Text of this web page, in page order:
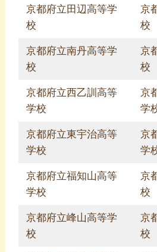
京都府立田辺高等学
校
京
校
京都府立南丹高等学
校
京
校
京都府立西乙訓高等
学校
京
学
京都府立東宇治高等
学校
京
学
京都府立福知山高等
学校
京
校
京都府立峰山高等学
校
京
校